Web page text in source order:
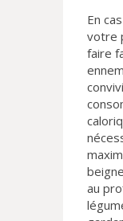
En
votre
faire
au